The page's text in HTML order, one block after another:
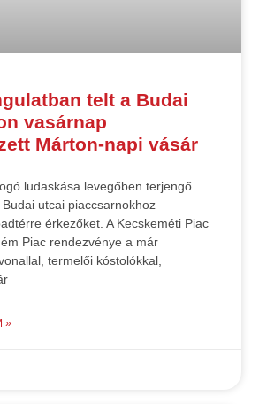
telt a Budai
vasárnap
Márton-napi vásár
ludaskása levegőben terjengő
utcai piaccsarnokhoz
érkezőket. A Kecskeméti Piac
Piac rendezvénye a már
termelői kóstolókkal,
»